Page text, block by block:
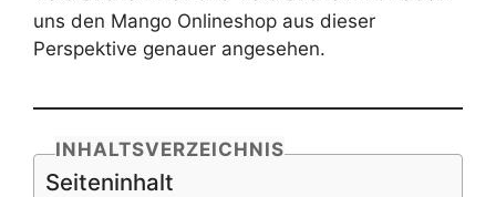
uns den Mango Onlineshop aus dieser
Perspektive genauer angesehen.
INHALTSVERZEICHNIS
Seiteninhalt